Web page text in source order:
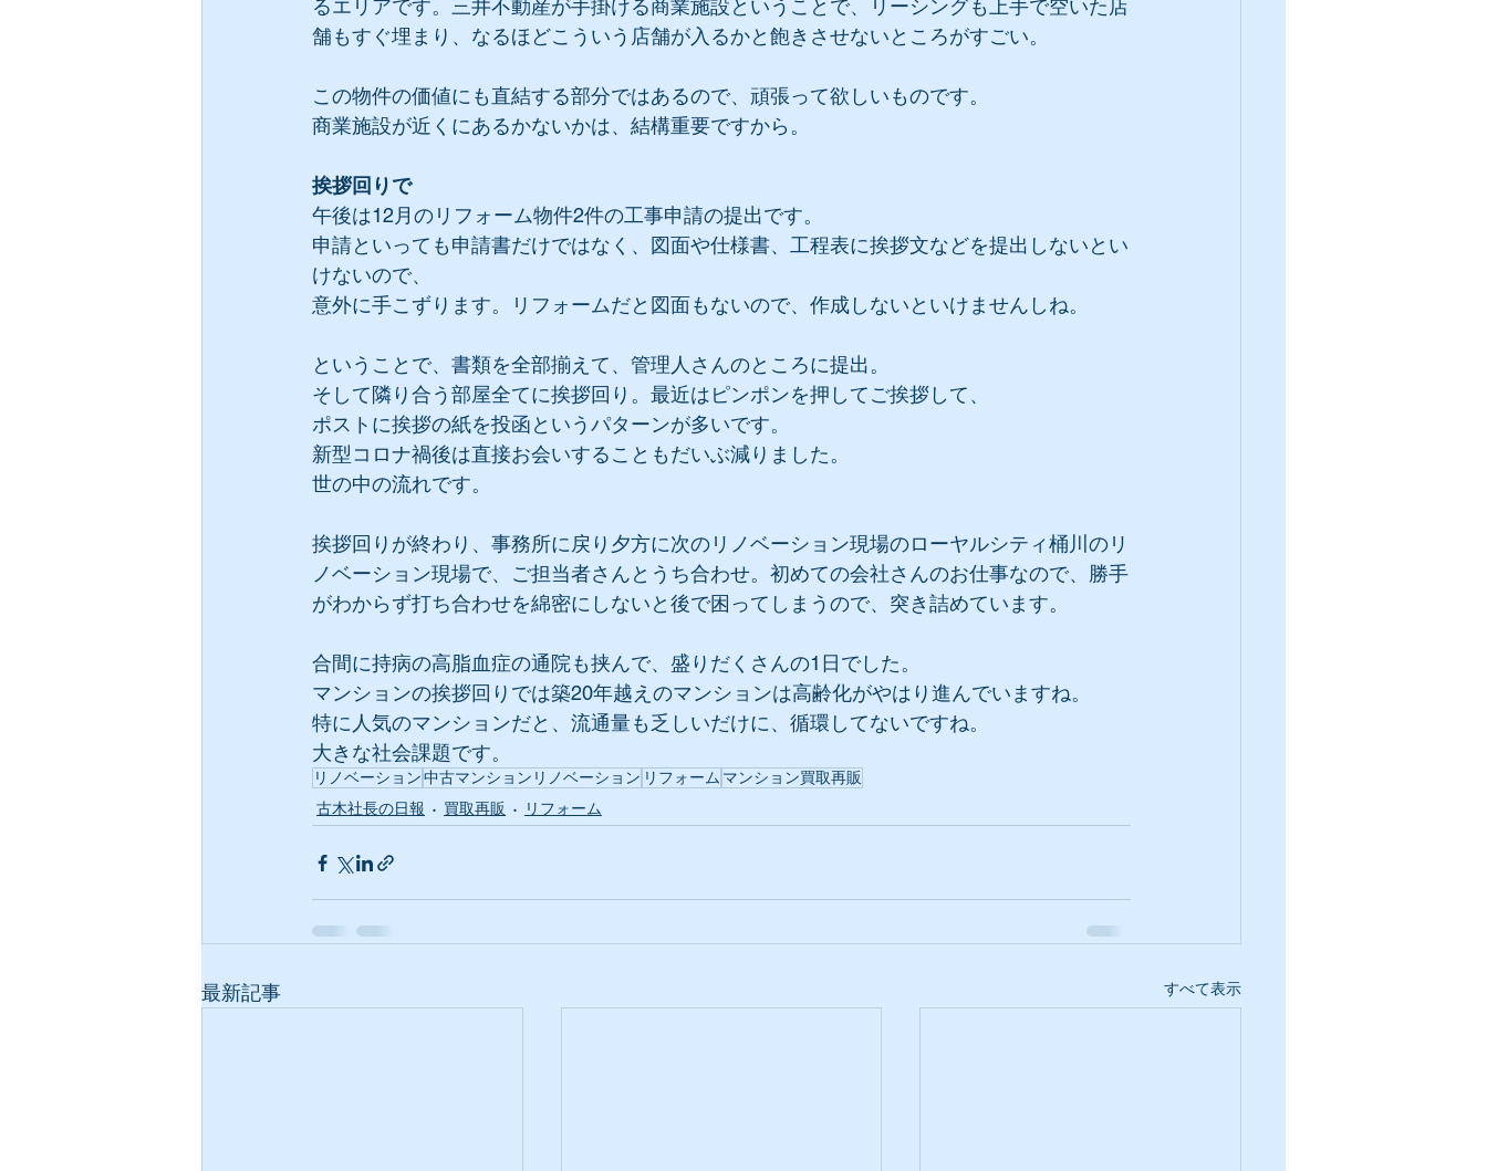
るエリアです。三井不動産が手掛ける商業施設ということで、リーシングも上手で空いた店
舗もすぐ埋まり、なるほどこういう店舗が入るかと飽きさせないところがすごい。
この物件の価値にも直結する部分ではあるので、頑張って欲しいものです。
商業施設が近くにあるかないかは、結構重要ですから。
挨拶回りで
午後は12月のリフォーム物件2件の工事申請の提出です。
申請といっても申請書だけではなく、図面や仕様書、工程表に挨拶文などを提出しないとい
けないので、
意外に手こずります。リフォームだと図面もないので、作成しないといけませんしね。
ということで、書類を全部揃えて、管理人さんのところに提出。
そして隣り合う部屋全てに挨拶回り。最近はピンポンを押してご挨拶して、
ポストに挨拶の紙を投函というパターンが多いです。
新型コロナ禍後は直接お会いすることもだいぶ減りました。
世の中の流れです。
挨拶回りが終わり、事務所に戻り夕方に次のリノベーション現場のローヤルシティ桶川のリ
ノベーション現場で、ご担当者さんとうち合わせ。初めての会社さんのお仕事なので、勝手
がわからず打ち合わせを綿密にしないと後で困ってしまうので、突き詰めています。
合間に持病の高脂血症の通院も挟んで、盛りだくさんの1日でした。
マンションの挨拶回りでは築20年越えのマンションは高齢化がやはり進んでいますね。
特に人気のマンションだと、流通量も乏しいだけに、循環してないですね。
大きな社会課題です。
リノベーション中古マンションリノベーション リフォーム マンション買取再販
古木社長の日報
買取再販 リフォーム
最新記事 すべて表示